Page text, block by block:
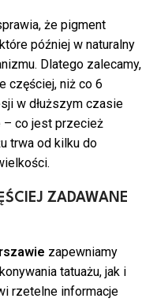
że pigment
później w naturalny
Dlatego zalecamy,
częściej, niż co 6
w dłuższym czasie
– co jest przecież
trwa od kilku do
ZADAWANE
zapewniamy
tatuażu, jak i
rzetelne informacje